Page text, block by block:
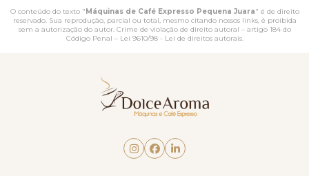
O conteúdo do texto " Máquinas de Café Expresso Pequena Juara" é de direito
reservado. Sua reprodução, parcial ou total, mesmo citando nossos links, é proibida
sem a autorização do autor. Crime de violação de direito autoral – artigo 184 do
Código Penal – Lei 9610/98 - Lei de direitos autorais.